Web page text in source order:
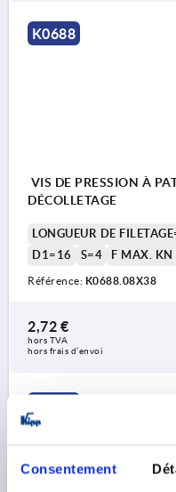
Consentement
K0688
VIS DE PRESSION À
DÉCOLLETAGE
LONGUEUR DE
D1=16
S=4 F MAX. KN
Référence: K0688.08X38
2,72 €
hors TVA
hors frais d’envoi